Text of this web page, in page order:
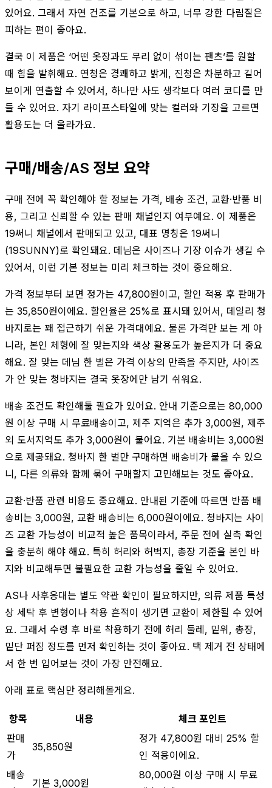
있어요. 그래서 자연 건조를 기본으로 하고, 너무 강한 다림질은
피하는 편이 좋아요.
결국 이 제품은 ‘어떤 옷장과도 무리 없이 섞이는 팬츠’를 원할
때 힘을 발휘해요. 연청은 경쾌하고 밝게, 진청은 차분하고 길어
보이게 연출할 수 있어서, 하나만 사도 생각보다 여러 코디를 만
들 수 있어요. 자기 라이프스타일에 맞는 컬러와 기장을 고르면
활용도는 더 올라가요.
구매/배송/AS 정보 요약
구매 전에 꼭 확인해야 할 정보는 가격, 배송 조건, 교환·반품 비
용, 그리고 신뢰할 수 있는 판매 채널인지 여부예요. 이 제품은
19써니 채널에서 판매되고 있고, 대표 명칭은 19써니
(19SUNNY)로 확인돼요. 데님은 사이즈나 기장 이슈가 생길 수
있어서, 이런 기본 정보는 미리 체크하는 것이 중요해요.
가격 정보부터 보면 정가는 47,800원이고, 할인 적용 후 판매가
는 35,850원이에요. 할인율은 25%로 표시돼 있어서, 데일리 청
바지로는 꽤 접근하기 쉬운 가격대예요. 물론 가격만 보는 게 아
니라, 본인 체형에 잘 맞는지와 색상 활용도가 높은지가 더 중요
해요. 잘 맞는 데님 한 벌은 가격 이상의 만족을 주지만, 사이즈
가 안 맞는 청바지는 결국 옷장에만 남기 쉬워요.
배송 조건도 확인해둘 필요가 있어요. 안내 기준으로는 80,000
원 이상 구매 시 무료배송이고, 제주 지역은 추가 3,000원, 제주
외 도서지역도 추가 3,000원이 붙어요. 기본 배송비는 3,000원
으로 제공돼요. 청바지 한 벌만 구매하면 배송비가 붙을 수 있으
니, 다른 의류와 함께 묶어 구매할지 고민해보는 것도 좋아요.
교환·반품 관련 비용도 중요해요. 안내된 기준에 따르면 반품 배
송비는 3,000원, 교환 배송비는 6,000원이에요. 청바지는 사이
즈 교환 가능성이 비교적 높은 품목이라서, 주문 전에 실측 확인
을 충분히 해야 해요. 특히 허리와 허벅지, 총장 기준을 본인 바
지와 비교해두면 불필요한 교환 가능성을 줄일 수 있어요.
AS나 사후응대는 별도 약관 확인이 필요하지만, 의류 제품 특성
상 세탁 후 변형이나 착용 흔적이 생기면 교환이 제한될 수 있어
요. 그래서 수령 후 바로 착용하기 전에 허리 둘레, 밑위, 총장,
밑단 퍼짐 정도를 먼저 확인하는 것이 좋아요. 택 제거 전 상태에
서 한 번 입어보는 것이 가장 안전해요.
아래 표로 핵심만 정리해볼게요.
항목 내용
체크 포인트
판매
가
35,850원
정가 47,800원 대비 25% 할
인 적용이에요.
배송
기본 3,000원
80,000원 이상 구매 시 무료